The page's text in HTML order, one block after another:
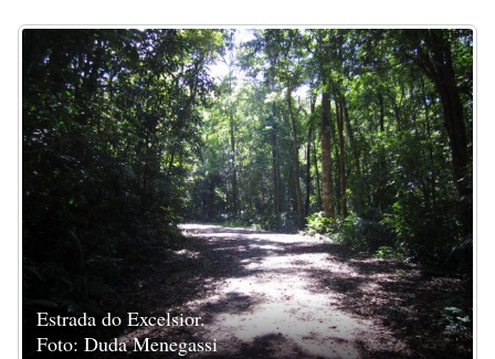
Estrada do Excelsior.
Foto: Duda Menegassi